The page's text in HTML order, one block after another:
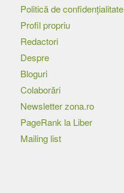
Politică de confidențialitate
Profil propriu
Redactori
Despre
Bloguri
Colaborări
Newsletter zona.ro
PageRank la Liber
Mailing list